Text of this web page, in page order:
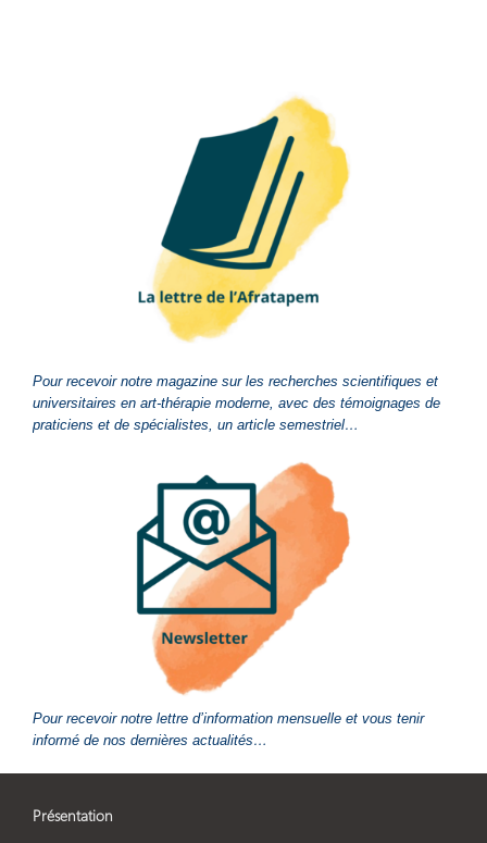
Pour recevoir notre magazine sur les recherches scientifiques et
universitaires en art-thérapie moderne, avec des témoignages de
praticiens et de spécialistes, un article semestriel…
Pour recevoir notre lettre d’information mensuelle et vous tenir
informé de nos dernières actualités…
Présentation